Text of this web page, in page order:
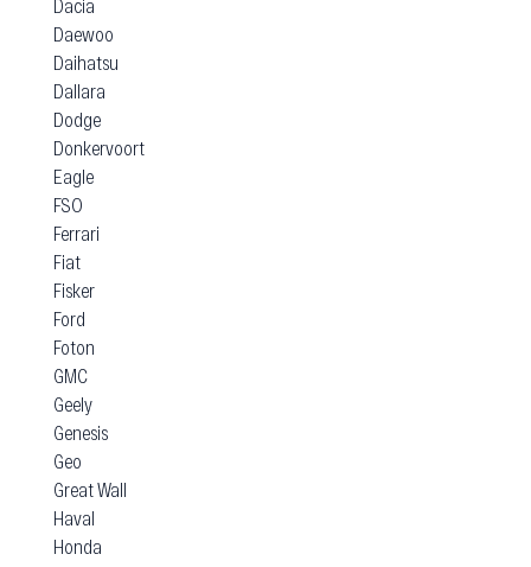
Dacia
Daewoo
Daihatsu
Dallara
Dodge
Donkervoort
Eagle
FSO
Ferrari
Fiat
Fisker
Ford
Foton
GMC
Geely
Genesis
Geo
Great Wall
Haval
Honda